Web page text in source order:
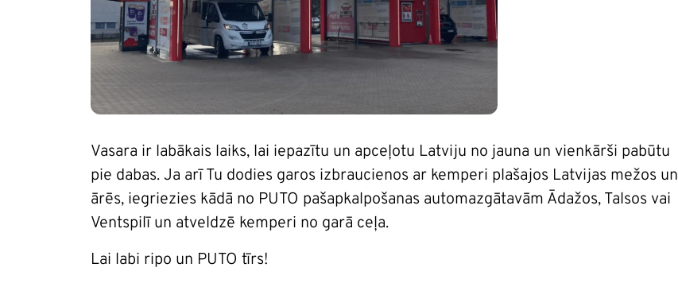
Vasara ir labākais laiks, lai iepazītu un apceļotu Latviju no jauna un vienkārši pabūtu
pie dabas. Ja arī Tu dodies garos izbraucienos ar kemperi plašajos Latvijas mežos un
ārēs, iegriezies kādā no PUTO pašapkalpošanas automazgātavām Ādažos, Talsos vai
Ventspilī un atveldzē kemperi no garā ceļa.
Lai labi ripo un PUTO tīrs!